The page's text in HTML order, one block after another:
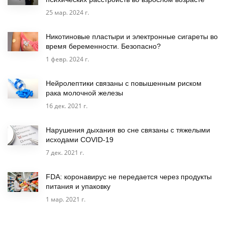
25 мар. 2024 г.
Никотиновые пластыри и электронные сигареты во
время беременности. Безопасно?
1 февр. 2024 г.
Нейролептики связаны с повышенным риском
рака молочной железы
16 дек. 2021 г.
Нарушения дыхания во сне связаны с тяжелыми
исходами COVID-19
7 дек. 2021 г.
FDA: коронавирус не передается через продукты
питания и упаковку
1 мар. 2021 г.